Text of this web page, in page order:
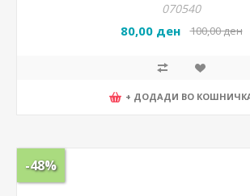
070540
80,00 ден 100,00 ден
+ ДОДАДИ ВО
-48%